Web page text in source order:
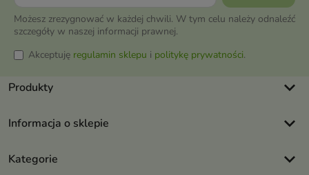
Możesz zrezygnować w każdej chwili. W tym celu należy odnaleźć
szczegóły w naszej informacji prawnej.
Akceptuję regulamin sklepu i politykę prywatności.
Produkty keyboard_arrow_down
Informacja o sklepie keyboard_arrow_down
Kategorie keyboard_arrow_down